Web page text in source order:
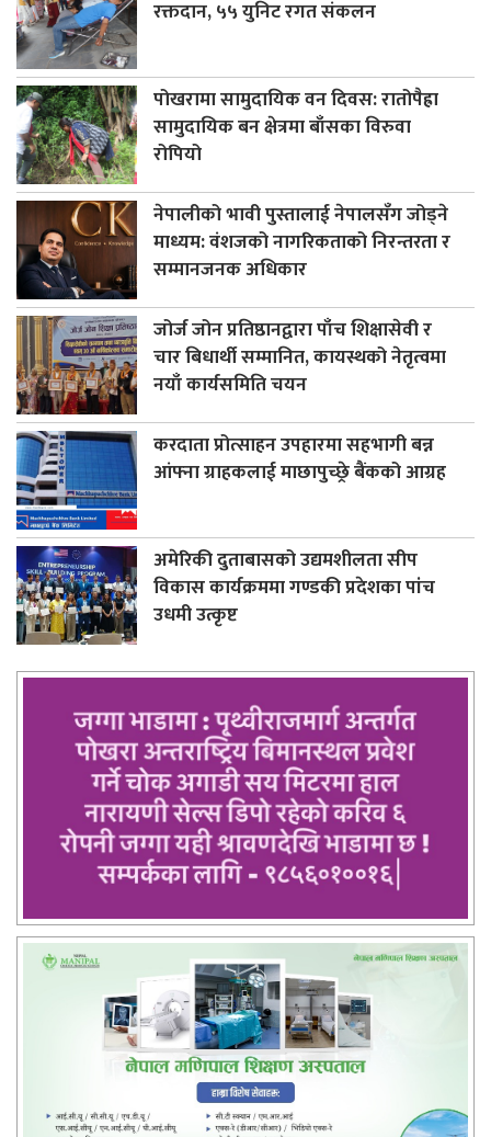
रक्तदान, ५५ युनिट रगत संकलन
पोखरामा सामुदायिक वन दिवस: रातोपैह्रा
सामुदायिक बन क्षेत्रमा बाँसका विरुवा
रोपियो
नेपालीको भावी पुस्तालाई नेपालसँग जोड्ने
माध्यम: वंशजको नागरिकताको निरन्तरता र
सम्मानजनक अधिकार
जोर्ज जोन प्रतिष्ठानद्वारा पाँच शिक्षासेवी र
चार बिधार्थी सम्मानित, कायस्थको नेतृत्वमा
नयाँ कार्यसमिति चयन
करदाता प्रोत्साहन उपहारमा सहभागी बन्न
आंफ्ना ग्राहकलाई माछापुच्छ्रे बैंकको आग्रह
अमेरिकी दुताबासको उद्यमशीलता सीप
विकास कार्यक्रममा गण्डकी प्रदेशका पांच
उधमी उत्कृष्ट